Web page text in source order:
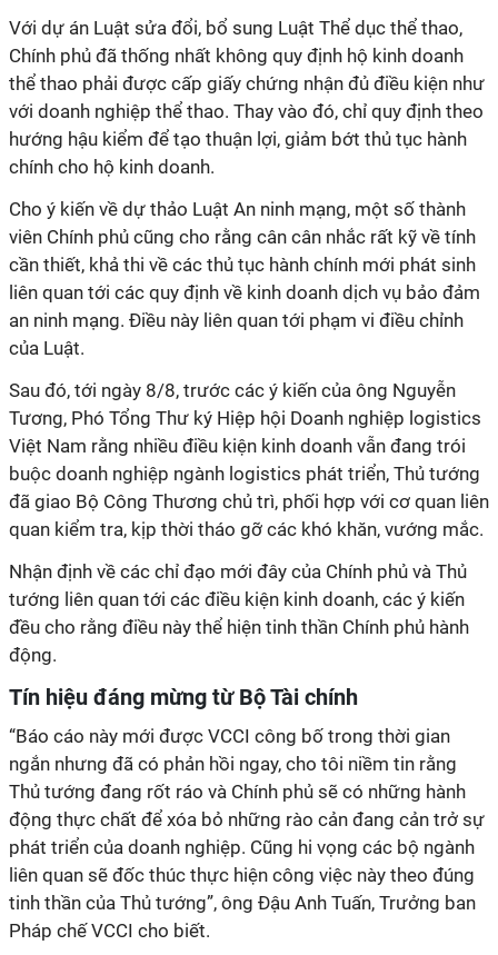
Với dự án Luật sửa đổi, bổ sung Luật Thể dục thể thao,
Chính phủ đã thống nhất không quy định hộ kinh doanh
thể thao phải được cấp giấy chứng nhận đủ điều kiện như
với doanh nghiệp thể thao. Thay vào đó, chỉ quy định theo
hướng hậu kiểm để tạo thuận lợi, giảm bớt thủ tục hành
chính cho hộ kinh doanh.
Cho ý kiến về dự thảo Luật An ninh mạng, một số thành
viên Chính phủ cũng cho rằng cân cân nhắc rất kỹ về tính
cần thiết, khả thi về các thủ tục hành chính mới phát sinh
liên quan tới các quy định về kinh doanh dịch vụ bảo đảm
an ninh mạng. Điều này liên quan tới phạm vi điều chỉnh
của Luật.
Sau đó, tới ngày 8/8, trước các ý kiến của ông Nguyễn
Tương, Phó Tổng Thư ký Hiệp hội Doanh nghiệp logistics
Việt Nam rằng nhiều điều kiện kinh doanh vẫn đang trói
buộc doanh nghiệp ngành logistics phát triển, Thủ tướng
đã giao Bộ Công Thương chủ trì, phối hợp với cơ quan liên
quan kiểm tra, kịp thời tháo gỡ các khó khăn, vướng mắc.
Nhận định về các chỉ đạo mới đây của Chính phủ và Thủ
tướng liên quan tới các điều kiện kinh doanh, các ý kiến
đều cho rằng điều này thể hiện tinh thần Chính phủ hành
động.
Tín hiệu đáng mừng từ Bộ Tài chính
“Báo cáo này mới được VCCI công bố trong thời gian
ngắn nhưng đã có phản hồi ngay, cho tôi niềm tin rằng
Thủ tướng đang rốt ráo và Chính phủ sẽ có những hành
động thực chất để xóa bỏ những rào cản đang cản trở sự
phát triển của doanh nghiệp. Cũng hi vọng các bộ ngành
liên quan sẽ đốc thúc thực hiện công việc này theo đúng
tinh thần của Thủ tướng”, ông Đậu Anh Tuấn, Trưởng ban
Pháp chế VCCI cho biết.